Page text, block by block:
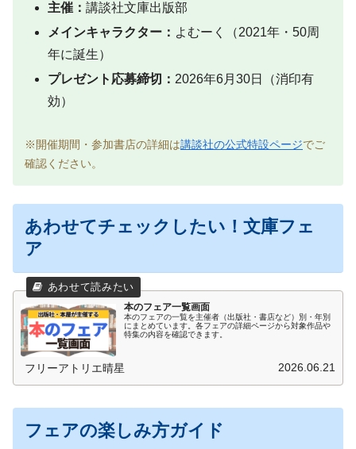
主催：講談社文庫出版部
メインキャラクター： よむーく（2021年・50周
年に誕生）
プレゼント応募締切：2026年6月30日（消印有
効）
※開催期間・参加書店の詳細は講談社の公式特設ページでご
確認ください。
あわせてチェックしたい！文庫フェ
ア
本のフェア一覧画面
本のフェアの一覧を主催者（出版社・書店など）別・年別
にまとめています。各フェアの詳細ページから対象作品や
特集の内容を確認できます。
フリーアトリエ晴星 2026.06.21
フェアの楽しみ方ガイド